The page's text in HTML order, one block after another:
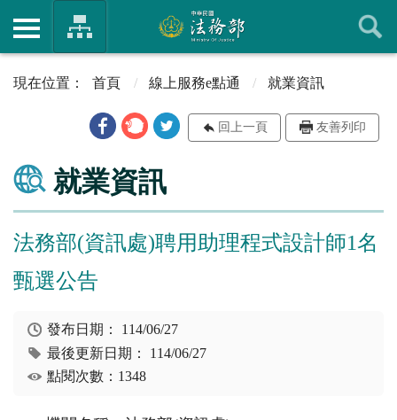
首頁 線上服務e點通 就業資訊
回上一頁 友善列印
就業資訊
法務部(資訊處)聘用助理程式設計師1名
甄選公告
發布日期： 114/06/27
最後更新日期： 114/06/27
點閱次數：1348